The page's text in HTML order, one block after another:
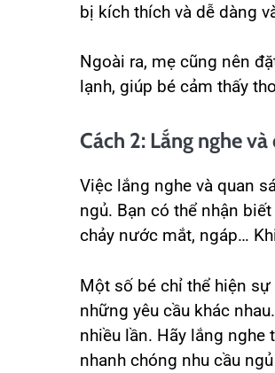
bị kích thích và dễ dàng
Ngoài ra, mẹ cũng nên
lạnh, giúp bé cảm thấy
Cách 2: Lắng nghe
Việc lắng nghe và quan
ngủ. Bạn có thể nhận
chảy nước mắt, ngáp…
Một số bé chỉ thể hiện
những yêu cầu khác
nhiều lần. Hãy lắng
nhanh chóng nhu cầu